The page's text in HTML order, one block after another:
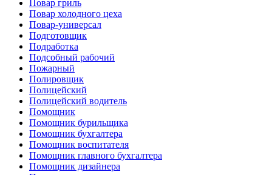
Повар гриль
Повар холодного цеха
Повар-универсал
Подготовщик
Подработка
Подсобный рабочий
Пожарный
Полировщик
Полицейский
Полицейский водитель
Помощник
Помощник бурильщика
Помощник бухгалтера
Помощник воспитателя
Помощник главного бухгалтера
Помощник дизайнера